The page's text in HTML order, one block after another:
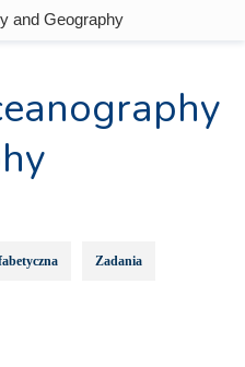
and Geography
Zadania